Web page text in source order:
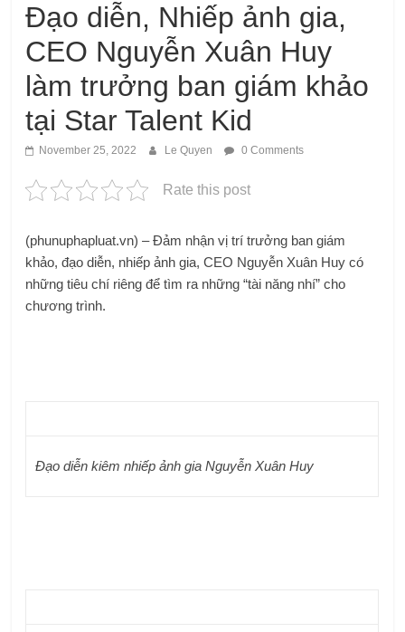
Đạo diễn, Nhiếp ảnh gia,
CEO Nguyễn Xuân Huy
làm trưởng ban giám khảo
tại Star Talent Kid
November 25, 2022 Le Quyen 0 Comments
Rate this post
(phunuphapluat.vn) – Đảm nhận vị trí trưởng ban giám
khảo, đạo diễn, nhiếp ảnh gia, CEO Nguyễn Xuân Huy có
những tiêu chí riêng để tìm ra những “tài năng nhí” cho
chương trình.
Đạo diễn kiêm nhiếp ảnh gia Nguyễn Xuân Huy